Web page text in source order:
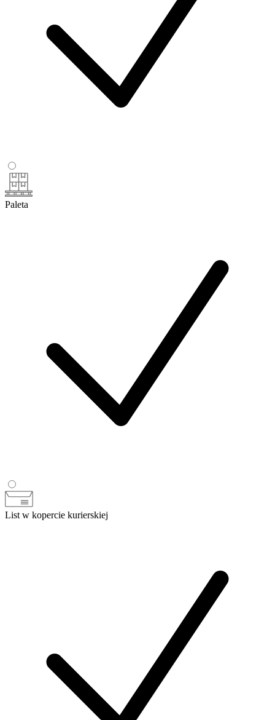
Paleta
List w kopercie kurierskiej